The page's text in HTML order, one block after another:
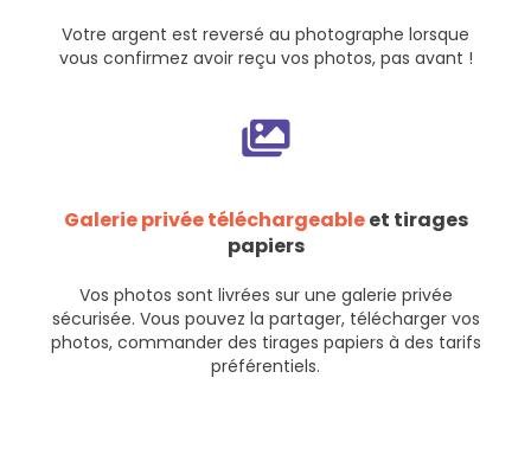
Votre argent est reversé au photographe lorsque
vous confirmez avoir reçu vos photos, pas avant !
Galerie privée téléchargeableet tirages
papiers
Vos photos sont livrées sur une galerie privée
sécurisée. Vous pouvez la partager, télécharger vos
photos, commander des tirages papiers à des tarifs
préférentiels.